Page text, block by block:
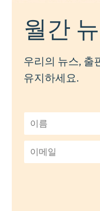
월간
우리의 뉴스, 출
유지하세요.
름
*
메